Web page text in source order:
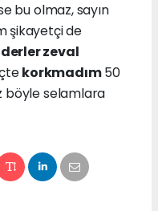
bu olmaz, sayın
şikayetçi de
zeval
korkmadım50
böyle selamlara